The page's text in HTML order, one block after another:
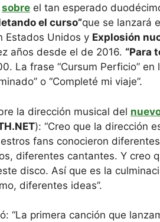
sobre el tan esperado
el curso”que se lanzará
Estados Unidos y Explosión
años desde el de 2016. “Para
La frase “Cursum Perficio”
o “Completé mi viaje”.
la dirección musical del
): “Creo que la dirección
fans conocieron
diferentes cantantes. Y creo
disco. Así que es la
diferentes ideas”.
“La primera canción que